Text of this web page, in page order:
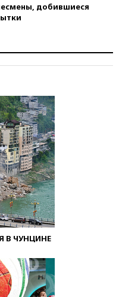
добившиеся
В ЧУНЦИНЕ